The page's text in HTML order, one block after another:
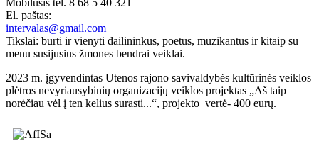
Mobilusis tel. 8 68 5 40 321
El. paštas:
intervalas@gmail.com
Tikslai: burti ir vienyti dailininkus, poetus, muzikantus ir kitaip su
menu susijusius žmones bendrai veiklai.
2023 m. įgyvendintas Utenos rajono savivaldybės kultūrinės veiklos
plėtros nevyriausybinių organizacijų veiklos projektas „Aš taip
norėčiau vėl į ten kelius surasti...“, projekto vertė- 400 eurų.